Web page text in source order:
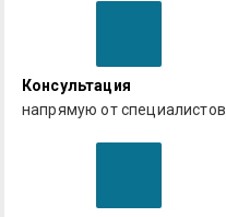
Консультация
напрямую от специалистов